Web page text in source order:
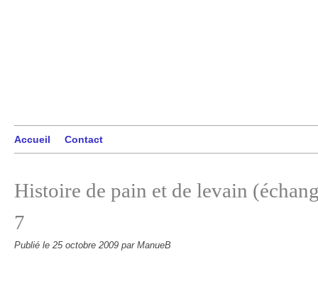
Accueil Contact
Histoire de pain et de levain
7
Publié le 25 octobre 2009 par ManueB